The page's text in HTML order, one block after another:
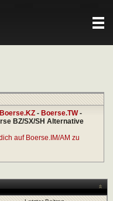
Boerse.KZ - Boerse.TW-
BZ/SX/SH Alternative
auf Boerse.IM/AM zu